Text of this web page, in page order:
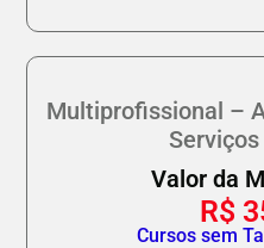
Multiprofissional –
Valor da
R$
Cursos sem